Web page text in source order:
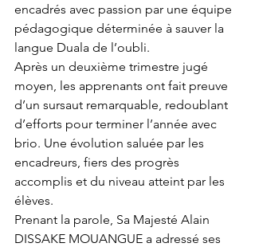
encadrés avec passion par une équipe
pédagogique déterminée à sauver la
langue Duala de l’oubli.
Après un deuxième trimestre jugé
moyen, les apprenants ont fait preuve
d’un sursaut remarquable, redoublant
d’efforts pour terminer l’année avec
brio. Une évolution saluée par les
encadreurs, fiers des progrès
accomplis et du niveau atteint par les
élèves.
Prenant la parole, Sa Majesté Alain
DISSAKE MOUANGUE a adressé ses